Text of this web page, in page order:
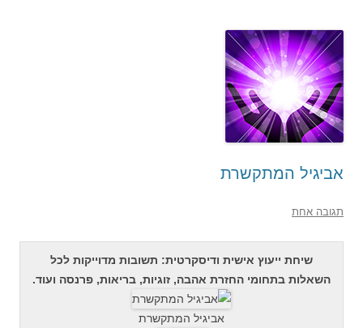
אביגיל המתקשרת
תגובה אחת
שיחת ייעוץ אישית ודיסקרטית: תשובות מדוייקות לכל
השאלות בתחומי החזרת אהבה, זוגיות, בריאות, פרנסה ועוד.
אביגיל המתקשרת